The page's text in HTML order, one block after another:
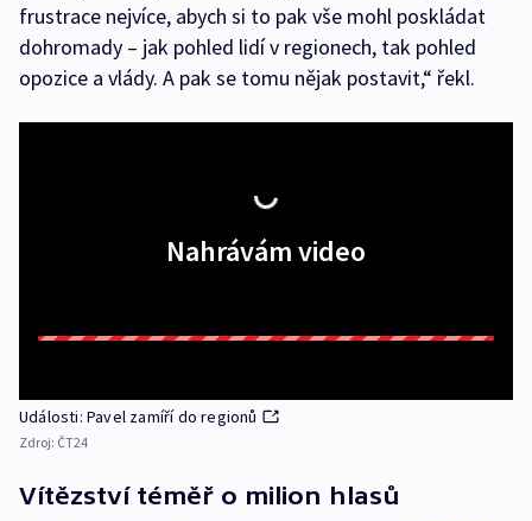
frustrace nejvíce, abych si to pak vše mohl poskládat
dohromady – jak pohled lidí v regionech, tak pohled
opozice a vlády. A pak se tomu nějak postavit,“ řekl.
Nahrávám video
Události: Pavel zamíří do regionů
Zdroj: ČT24
Vítězství téměř o milion hlasů